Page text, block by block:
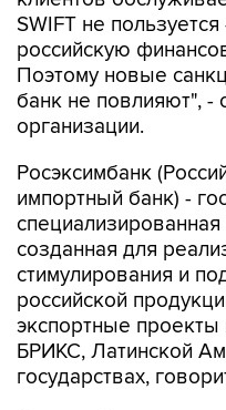
SWIFT не
российскую
Поэтому новые
банк не повлияют", -
организации.
Росэксимбанк
импортный банк) -
созданная для
стимулирования и
российской
экспортные проекты
БРИКС, Латинской
государствах,